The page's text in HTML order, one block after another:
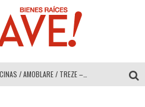
MULTIOFICINAS / AMOBLARE / TREZE – Especial Interiorismo & Decoración 2026